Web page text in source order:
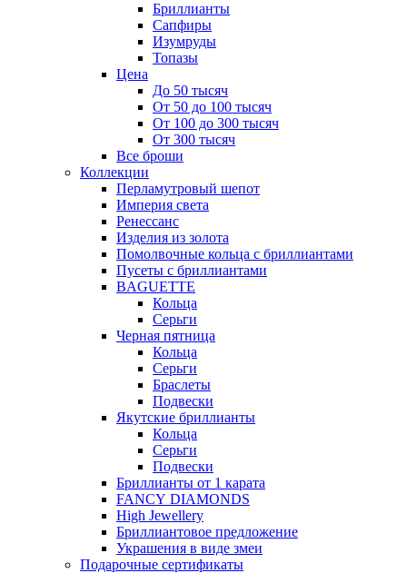
Бриллианты
Сапфиры
Изумруды
Топазы
Цена
До 50 тысяч
От 50 до 100 тысяч
От 100 до 300 тысяч
От 300 тысяч
Все броши
Коллекции
Перламутровый шепот
Империя света
Ренессанс
Изделия из золота
Помолвочные кольца с бриллиантами
Пусеты с бриллиантами
BAGUETTE
Кольца
Серьги
Черная пятница
Кольца
Серьги
Браслеты
Подвески
Якутские бриллианты
Кольца
Серьги
Подвески
Бриллианты от 1 карата
FANCY DIAMONDS
High Jewellery
Бриллиантовое предложение
Украшения в виде змеи
Подарочные сертификаты